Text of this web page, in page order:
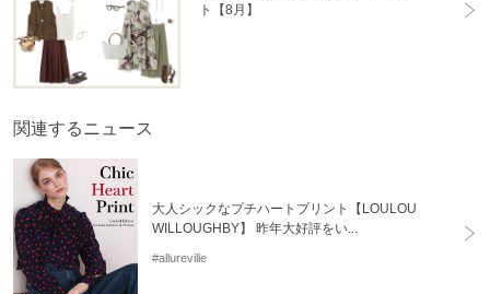
ト【8月】
関連するニュース
大人シックなプチハートプリント【LOULOU
WILLOUGHBY】 昨年大好評をい...
#allureville